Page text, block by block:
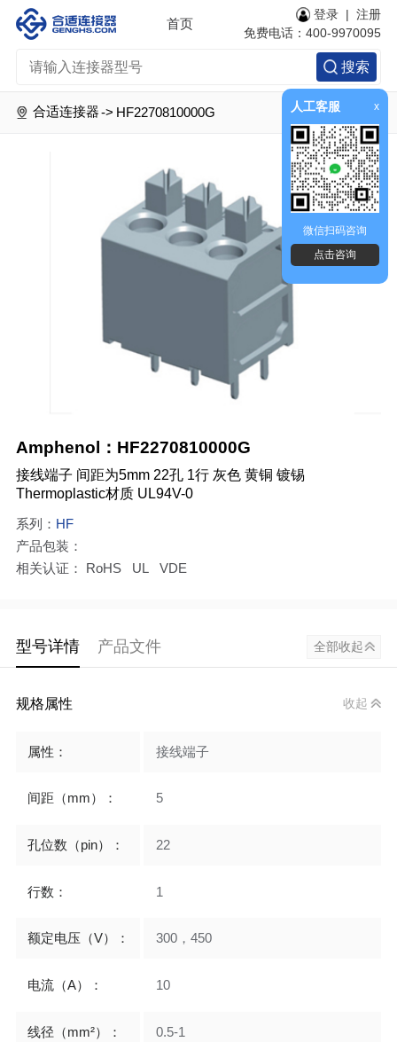
人工客服 x
微信扫码咨询
点击咨询
首页
搜索
登录 |注册
免费电话：400-9970095
合适连接器 -> HF2270810000G
Amphenol：HF2270810000G
接线端子 间距为5mm 22孔 1行 灰色 黄铜 镀锡
Thermoplastic材质 UL94V-0
系列： HF
产品包装：
相关认证： RoHS UL VDE
型号详情 产品文件 全部收起
规格属性 收起
属性： 接线端子
间距（mm）： 5
孔位数（pin）： 22
行数： 1
额定电压（V）： 300，450
电流（A）： 10
线径（mm²）： 0.5-1